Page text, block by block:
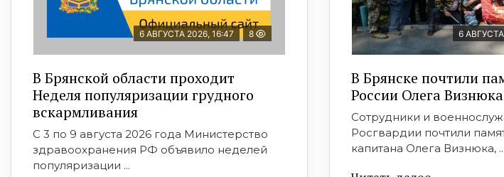
6 АВГУСТА 2026, 16:47 8
В Брянской области проходит
Неделя популяризации грудного
вскармливания
С 3 по 9 августа 2026 года Министерство
здравоохранения РФ объявило неделей
популяризации ...
6 АВГУСТА
В Брянске почтили
России Олега Визнюка
Сотрудники и
Росгвардии почтили
капитана Олега Визнюка, ...